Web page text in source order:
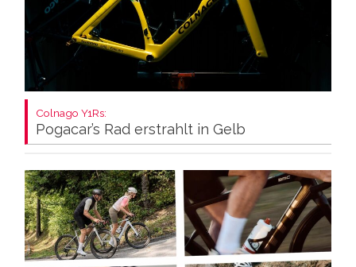
Colnago Y1Rs:
Pogacar’s Rad erstrahlt in Gelb